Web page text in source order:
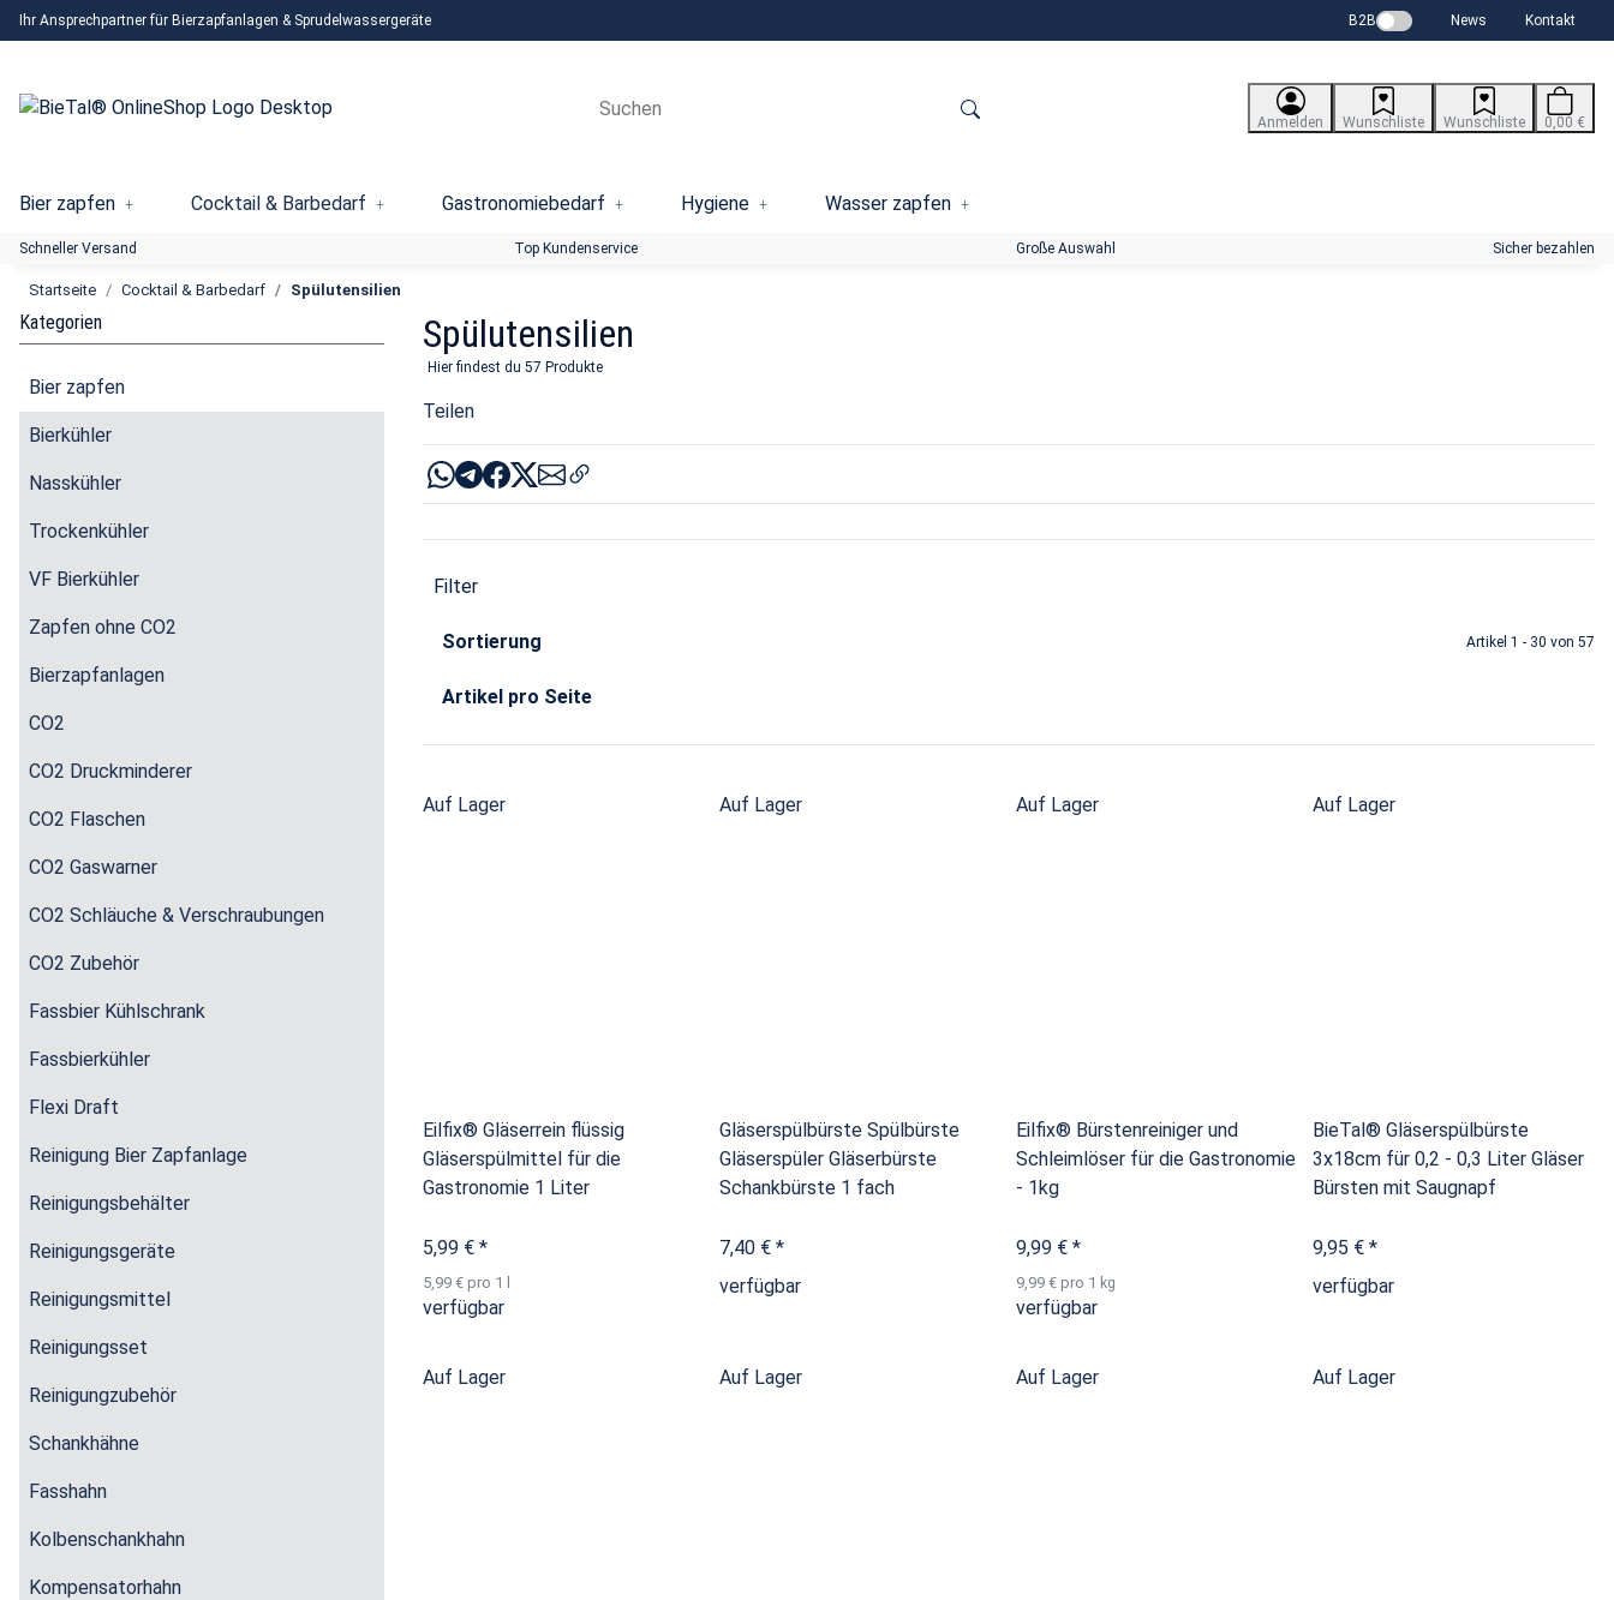
Ihr Ansprechpartner für Bierzapfanlagen & Sprudelwassergeräte B2B News Kontakt
Anmelden Wunschliste Wunschliste 0,00 €
Bier zapfen Cocktail & Barbedarf Gastronomiebedarf Hygiene Wasser zapfen
Schneller Versand Top Kundenservice Große Auswahl Sicher bezahlen
Startseite Cocktail & Barbedarf Spülutensilien
Spülutensilien
Hier findest du 57 Produkte
Teilen
Filter
Sortierung
Artikel pro Seite
Artikel 1 - 30 von 57
Auf Lager
Eilfix® Gläserrein flüssig
Gläserspülmittel für die
Gastronomie 1 Liter
5,99 € *
5,99 € pro 1 l
verfügbar
Auf Lager
Gläserspülbürste Spülbürste
Gläserspüler Gläserbürste
Schankbürste 1 fach
7,40 € *
verfügbar
Auf Lager
Eilfix® Bürstenreiniger und
Schleimlöser für die Gastronomie
- 1kg
9,99 € *
9,99 € pro 1 kg
verfügbar
Auf Lager
BieTal® Gläserspülbürste
3x18cm für 0,2 - 0,3 Liter Gläser
Bürsten mit Saugnapf
9,95 € *
verfügbar
Auf Lager Auf Lager Auf Lager Auf Lager
Kategorien
Bier zapfen
Bierkühler
Nasskühler
Trockenkühler
VF Bierkühler
Zapfen ohne CO2
Bierzapfanlagen
CO2
CO2 Druckminderer
CO2 Flaschen
CO2 Gaswarner
CO2 Schläuche & Verschraubungen
CO2 Zubehör
Fassbier Kühlschrank
Fassbierkühler
Flexi Draft
Reinigung Bier Zapfanlage
Reinigungsbehälter
Reinigungsgeräte
Reinigungsmittel
Reinigungsset
Reinigungzubehör
Schankhähne
Fasshahn
Kolbenschankhahn
Kompensatorhahn